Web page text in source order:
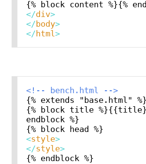
</div>
</body>
</html >
<!-- bench.html -->
{% extends "base.html" %}
{% block title
endblock %}
<style>
</style>
{% endblock %}